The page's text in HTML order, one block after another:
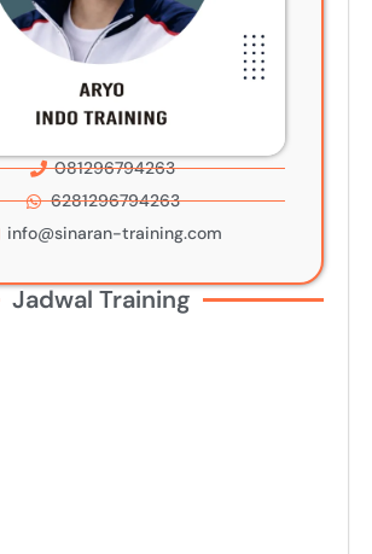
081296794263
6281296794263
info@sinaran-training.com
Jadwal Training